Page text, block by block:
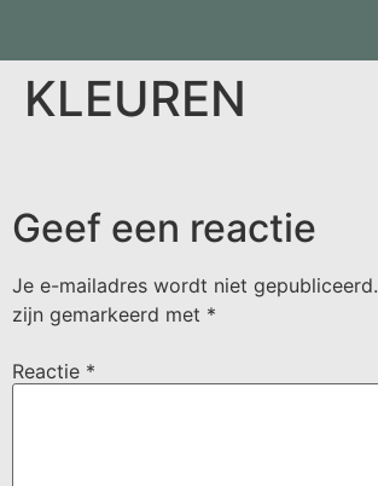
KLEUREN
Geef een reactie
Je e-mailadres wordt niet gepubliceerd.
zijn gemarkeerd met *
Reactie *